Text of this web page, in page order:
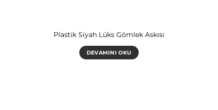
Plastik Siyah Lüks Gömlek Askısı
DEVAMINI OKU